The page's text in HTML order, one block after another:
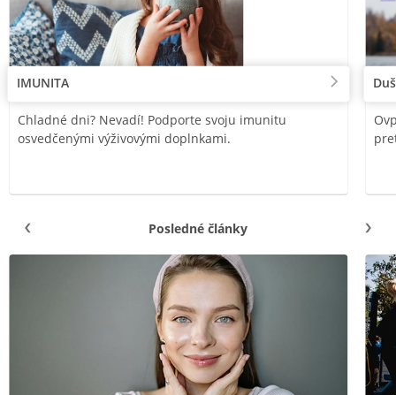
IMUNITA
Chladné dni? Nevadí! Podporte svoju imunitu
osvedčenými výživovými doplnkami.
Posledné články